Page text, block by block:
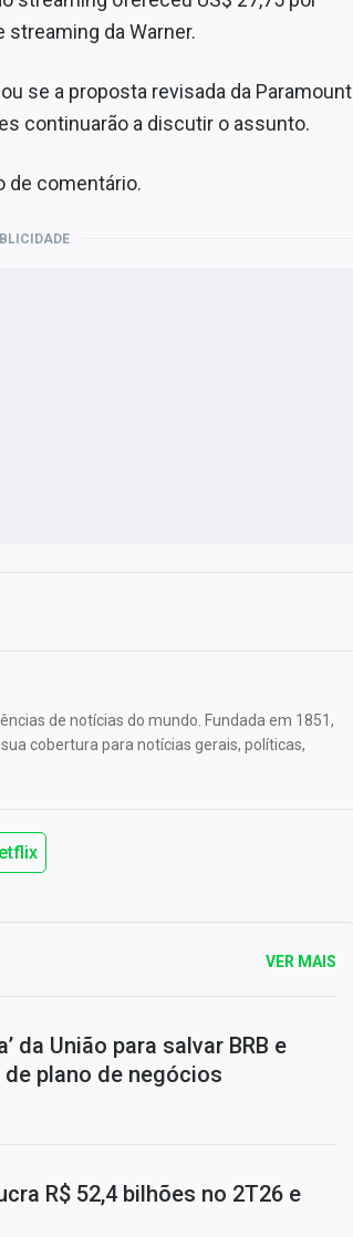
streaming da Warner.
se a proposta revisada da Paramount
continuarão a discutir o assunto.
de comentário.
de notícias do mundo. Fundada em 1851,
cobertura para notícias gerais, políticas,
VER MAIS
da União para salvar BRB e
plano de negócios
R$ 52,4 bilhões no 2T26 e